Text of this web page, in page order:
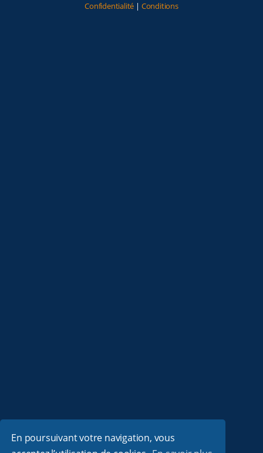
En poursuivant votre navigation, vous
Confidentialité | Conditions